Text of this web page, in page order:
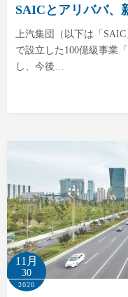
SAICとアリババ、
上汽集団（以下は「
で設立した100億級事業
し、今後…
11月
30
2020